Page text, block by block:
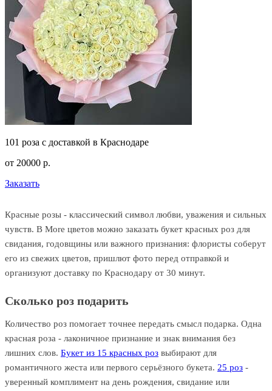
101 роза с доставкой в Краснодаре
от 20000 р.
Заказать
Красные розы - классический символ любви, уважения и сильных
чувств. В More цветов можно заказать букет красных роз для
свидания, годовщины или важного признания: флористы соберут
его из свежих цветов, пришлют фото перед отправкой и
организуют доставку по Краснодару от 30 минут.
Сколько роз подарить
Количество роз помогает точнее передать смысл подарка. Одна
красная роза - лаконичное признание и знак внимания без
лишних слов. Букет из 15 красных роз выбирают для
романтичного жеста или первого серьёзного букета. 25 роз -
уверенный комплимент на день рождения, свидание или